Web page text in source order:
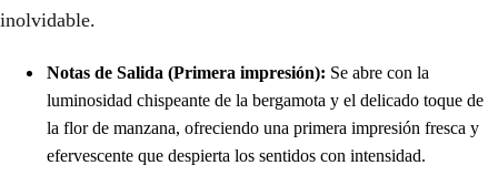
inolvidable.
Notas de Salida (Primera impresión): Se abre con la
luminosidad chispeante de la bergamota y el delicado toque de
la flor de manzana, ofreciendo una primera impresión fresca y
efervescente que despierta los sentidos con intensidad.